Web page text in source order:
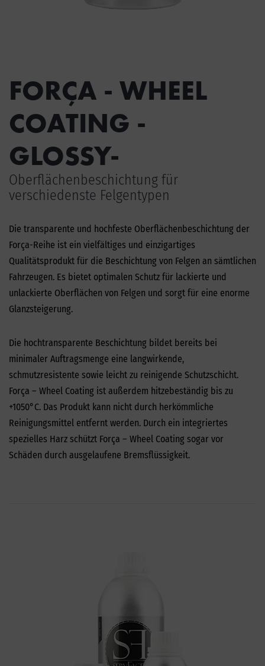
FORÇA - WHEEL
COATING -
GLOSSY-
Oberflächenbeschichtung für
verschiedenste Felgentypen
Die transparente und hochfeste Oberflächenbeschichtung der
Força-Reihe ist ein vielfältiges und einzigartiges
Qualitätsprodukt für die Beschichtung von Felgen an sämtlichen
Fahrzeugen. Es bietet optimalen Schutz für lackierte und
unlackierte Oberflächen von Felgen und sorgt für eine enorme
Glanzsteigerung.
Die hochtransparente Beschichtung bildet bereits bei
minimaler Auftragsmenge eine langwirkende,
schmutzresistente sowie leicht zu reinigende Schutzschicht.
Força – Wheel Coating ist außerdem hitzebeständig bis zu
+1050°C. Das Produkt kann nicht durch herkömmliche
Reinigungsmittel entfernt werden. Durch ein integriertes
spezielles Harz schützt Força – Wheel Coating sogar vor
Schäden durch ausgelaufene Bremsflüssigkeit.